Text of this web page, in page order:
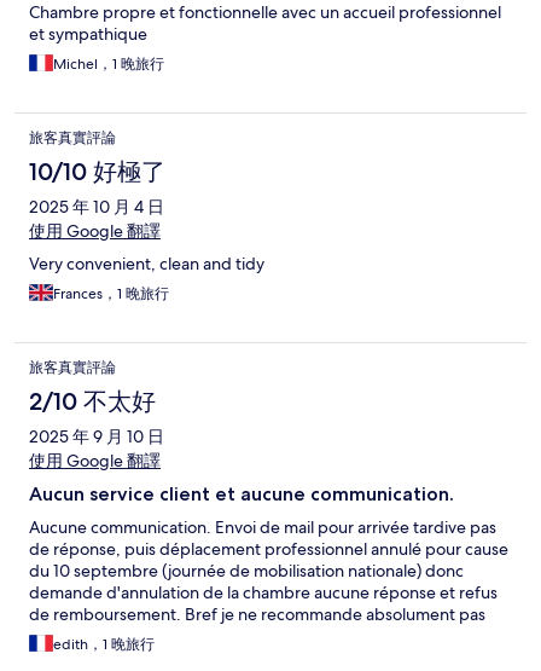
Chambre propre et fonctionnelle avec un accueil professionnel
et sympathique
Michel，1 晚旅行
旅客真實評論
10/10 好極了
2025 年 10 月 4 日
使用 Google 翻譯
Very convenient, clean and tidy
Frances，1 晚旅行
旅客真實評論
2/10 不太好
2025 年 9 月 10 日
使用 Google 翻譯
Aucun service client et aucune communication.
Aucune communication. Envoi de mail pour arrivée tardive pas
de réponse, puis déplacement professionnel annulé pour cause
du 10 septembre (journée de mobilisation nationale) donc
demande d'annulation de la chambre aucune réponse et refus
de remboursement. Bref je ne recommande absolument pas
pour le service client. Je n'ai donc pas mis les pieds à l'hôtel je ne
peux rien en dire.
edith，1 晚旅行